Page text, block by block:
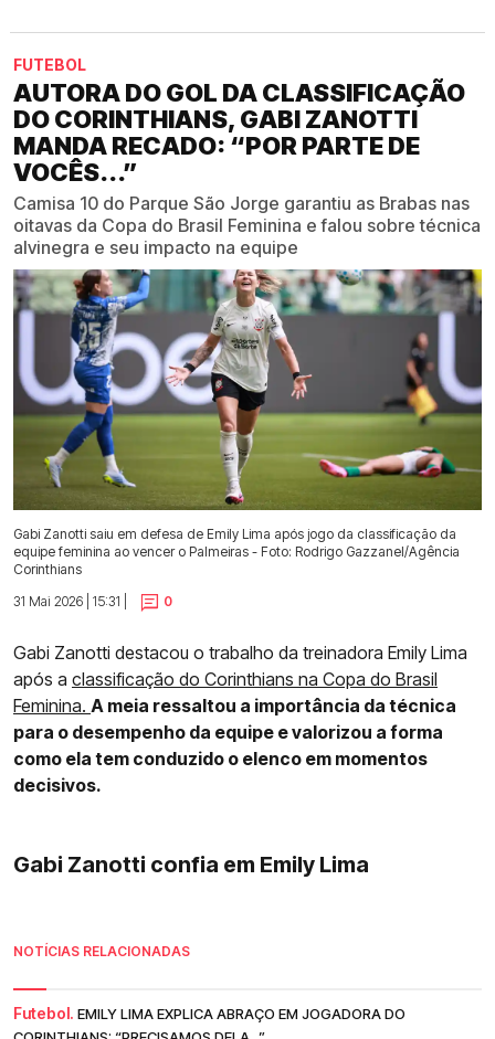
FUTEBOL
AUTORA DO GOL DA CLASSIFICAÇÃO
DO CORINTHIANS, GABI ZANOTTI
MANDA RECADO: “POR PARTE DE
VOCÊS...”
Camisa 10 do Parque São Jorge garantiu as Brabas nas
oitavas da Copa do Brasil Feminina e falou sobre técnica
alvinegra e seu impacto na equipe
Gabi Zanotti saiu em defesa de Emily Lima após jogo da classificação da
equipe feminina ao vencer o Palmeiras - Foto: Rodrigo Gazzanel/Agência
Corinthians
31 Mai 2026 | 15:31 |
0
Gabi Zanotti destacou o trabalho da treinadora Emily Lima
após a classificação do Corinthians na Copa do Brasil
Feminina. A meia ressaltou a importância da técnica
para o desempenho da equipe e valorizou a forma
como ela tem conduzido o elenco em momentos
decisivos.
Gabi Zanotti confia em Emily Lima
NOTÍCIAS RELACIONADAS
Futebol. EMILY LIMA EXPLICA ABRAÇO EM JOGADORA DO